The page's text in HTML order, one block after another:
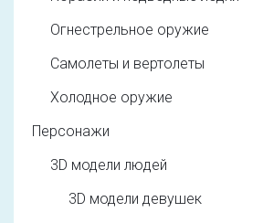
Огнестрельное оружие
Самолеты и вертолеты
Холодное оружие
Персонажи
3D модели людей
3D модели девушек